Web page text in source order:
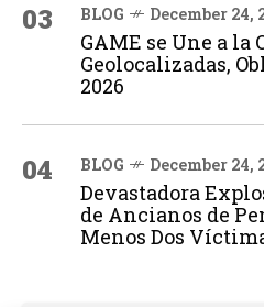
03 BLOG December 24,
GAME se Une a la
Geolocalizadas,
2026
04 BLOG December 24,
Devastadora
de Ancianos de
Menos Dos